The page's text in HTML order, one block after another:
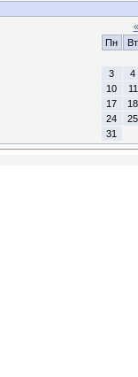
«
Пн
Вт
3
4
10
11
17
18
24
25
31